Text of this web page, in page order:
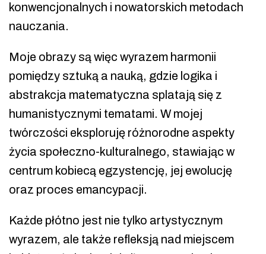
konwencjonalnych i nowatorskich metodach
nauczania.
Moje obrazy są więc wyrazem harmonii
pomiędzy sztuką a nauką, gdzie logika i
abstrakcja matematyczna splatają się z
humanistycznymi tematami. W mojej
twórczości eksploruję różnorodne aspekty
życia społeczno-kulturalnego, stawiając w
centrum kobiecą egzystencję, jej ewolucję
oraz proces emancypacji.
Każde płótno jest nie tylko artystycznym
wyrazem, ale także refleksją nad miejscem